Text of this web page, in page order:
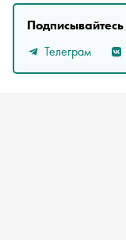
Телеграм